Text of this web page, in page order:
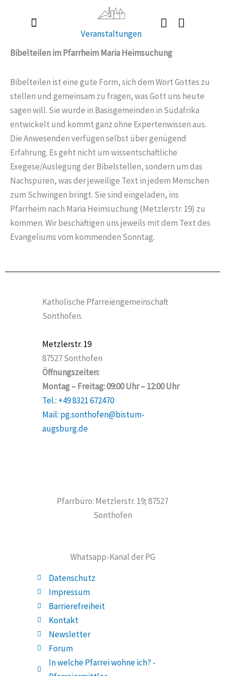
Veranstaltungen
Bibelteilen im Pfarrheim Maria Heimsuchung
Bibelteilen ist eine gute Form, sich dem Wort Gottes zu
stellen und gemeinsam zu fragen, was Gott uns heute
sagen will. Sie wurde in Basisgemeinden in Südafrika
entwickelt und kommt ganz ohne Expertenwissen aus.
Die Anwesenden verfügen selbst über genügend
Erfahrung. Es geht nicht um wissentschaftliche
Exegese/Auslegung der Bibelstellen, sondern um das
Nachspüren, was der jeweilige Text in jedem Menschen
zum Schwingen bringt. Sie sind eingeladen, ins
Pfarrheim nach Maria Heimsuchung (Metzlerstr. 19) zu
kommen. Wir beschäftigen uns jeweils mit dem Text des
Evangeliums vom kommenden Sonntag.
Katholische Pfarreiengemeinschaft
Sonthofen.
Metzlerstr. 19
87527 Sonthofen
Öffnungszeiten:
Montag – Freitag: 09:00 Uhr – 12:00 Uhr
Tel.: +49 8321 672470
Mail: pg.sonthofen@bistum-
augsburg.de
Datenschutz
Impressum
Barrierefreiheit
Kontakt
Newsletter
Forum
In welche Pfarrei wohne ich? -
Pfarrbüro: Metzlerstr. 19; 87527
Sonthofen
Whatsapp-Kanal der PG